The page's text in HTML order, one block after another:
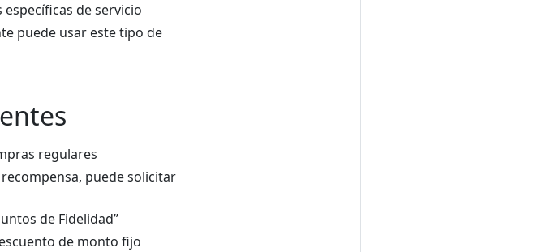
de servicio
puede usar este tipo de
regulares
puede solicitar
de Fidelidad”
de monto fijo